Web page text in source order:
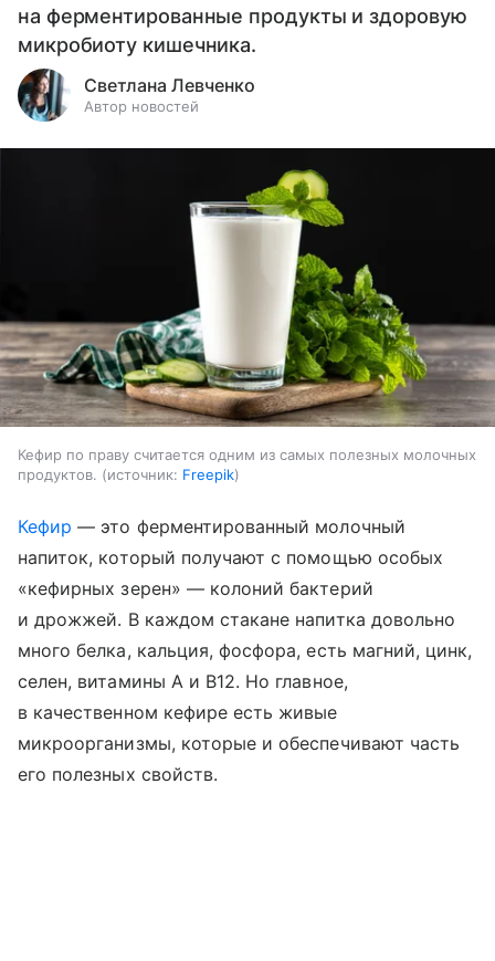
на ферментированные продукты и здоровую
микробиоту кишечника.
Светлана Левченко
Автор новостей
Кефир по праву считается одним из самых полезных молочных
продуктов.
источник: Freepik
Кефир — это ферментированный молочный
напиток, который получают с помощью особых
«кефирных зерен» — колоний бактерий
и дрожжей. В каждом стакане напитка довольно
много белка, кальция, фосфора, есть магний, цинк,
селен, витамины A и B12. Но главное,
в качественном кефире есть живые
микроорганизмы, которые и обеспечивают часть
его полезных свойств.